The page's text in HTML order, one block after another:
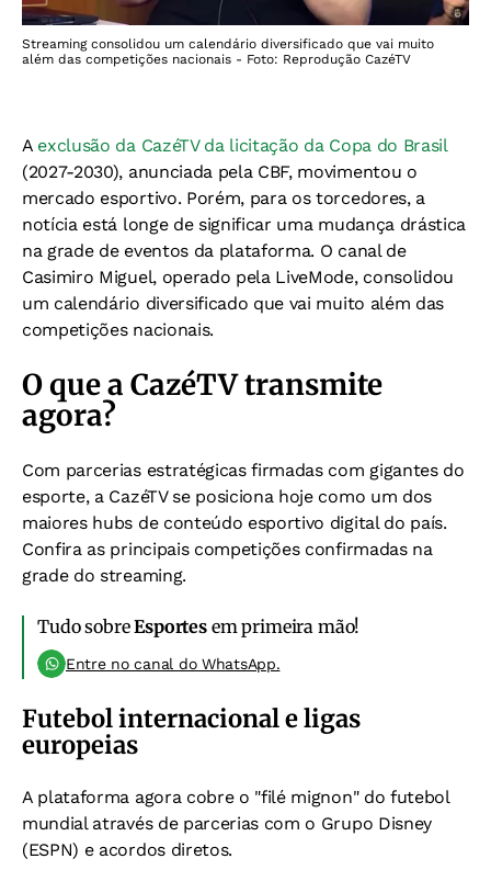
Streaming consolidou um calendário diversificado que vai muito
além das competições nacionais - Foto: Reprodução CazéTV
A exclusão da CazéTV da licitação da Copa do Brasil
(2027-2030), anunciada pela CBF, movimentou o
mercado esportivo. Porém, para os torcedores, a
notícia está longe de significar uma mudança drástica
na grade de eventos da plataforma. O canal de
Casimiro Miguel, operado pela LiveMode, consolidou
um calendário diversificado que vai muito além das
competições nacionais.
O que a CazéTV transmite
agora?
Com parcerias estratégicas firmadas com gigantes do
esporte, a CazéTV se posiciona hoje como um dos
maiores hubs de conteúdo esportivo digital do país.
Confira as principais competições confirmadas na
grade do streaming.
Tudo sobreEsportesem primeira mão!
Entre no canal do WhatsApp.
Futebol internacional e ligas
europeias
A plataforma agora cobre o "filé mignon" do futebol
mundial através de parcerias com o Grupo Disney
(ESPN) e acordos diretos.